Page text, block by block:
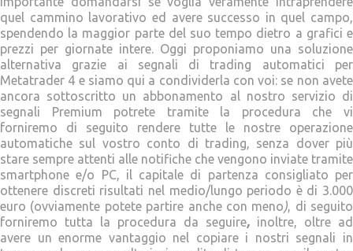
quel cammino lavorativo ed avere successo in quel campo,
spendendo la maggior parte del suo tempo dietro a grafici e
prezzi per giornate intere. Oggi proponiamo una soluzione
alternativa grazie ai segnali di trading automatici per
Metatrader 4 e siamo qui a condividerla con voi: se non avete
ancora sottoscritto un abbonamento al nostro servizio di
segnali Premium potrete tramite la procedura che vi
forniremo di seguito rendere tutte le nostre operazione
automatiche sul vostro conto di trading, senza dover più
stare sempre attenti alle notifiche che vengono inviate tramite
smartphone e/o PC, il capitale di partenza consigliato per
ottenere discreti risultati nel medio/lungo periodo è di 3.000
euro (ovviamente potete partire anche con meno) , di seguito
forniremo tutta la procedura da seguire, inoltre, oltre ad
avere un enorme vantaggio nel copiare i nostri segnali in